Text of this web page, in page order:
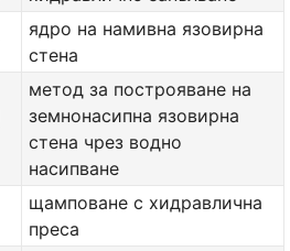
ядро на намивна язовирна
стена
метод за построяване на
земнонасипна язовирна
стена чрез водно
насипване
щамповане с хидравлична
преса